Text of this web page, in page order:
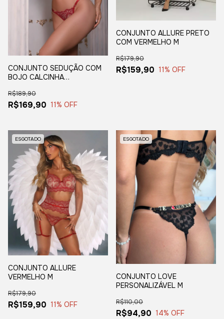
CONJUNTO SEDUÇÃO COM
BOJO CALCINHA
LIGA PERSONALIZÁVEL -
VERMELHO COM NUDE G
R$169,90
R$189,90
11% OFF
CONJUNTO ALLURE PRETO
COM VERMELHO M
R$159,90
R$179,90
11% OFF
ESGOTADO
CONJUNTO ALLURE
VERMELHO M
R$159,90
R$179,90
11% OFF
ESGOTADO
CONJUNTO LOVE
PERSONALIZÁVEL M
R$94,90
R$110,00
14% OFF